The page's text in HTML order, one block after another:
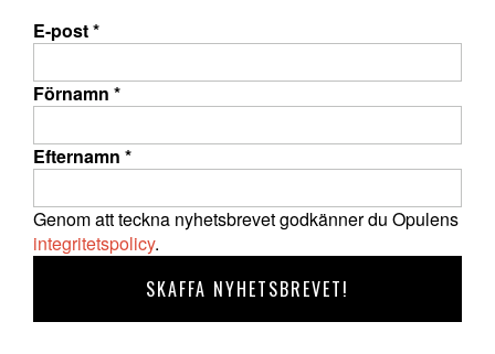
E-post*
Förnamn *
Efternamn *
Genom att teckna nyhetsbrevet godkänner du Opulens
integritetspolicy.